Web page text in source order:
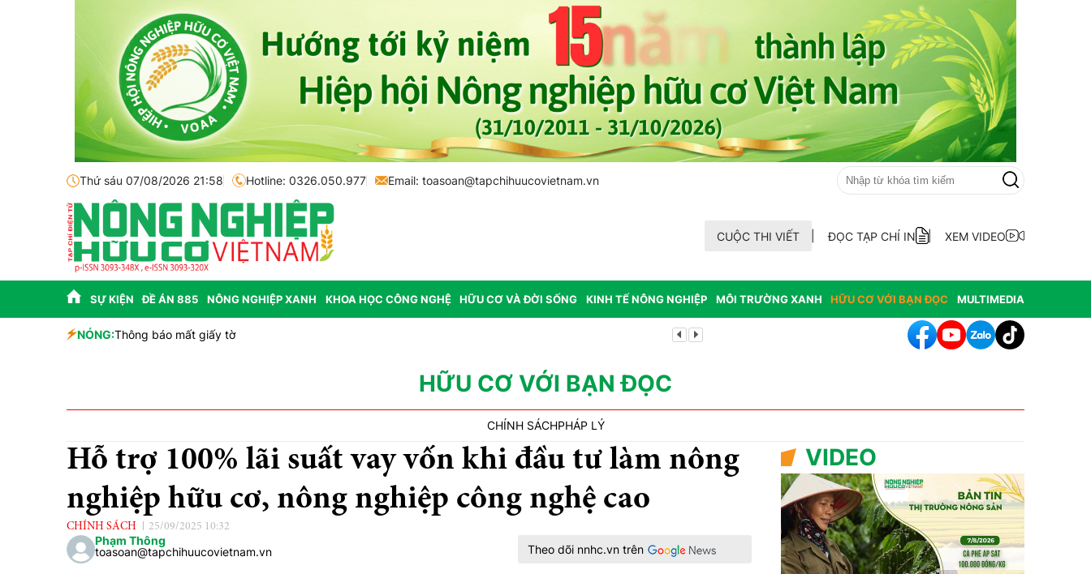
Thứ sáu 07/08/2026 21:58 Hotline: 0326.050.977 Email: toasoan@tapchihuucovietnam.vn
CUỘC THI VIẾT ĐỌC TẠP CHÍ IN XEM VIDEO
SỰ KIỆN ĐỀ ÁN 885 NÔNG NGHIỆP XANH KHOA HỌC CÔNG NGHỆ HỮU CƠ VÀ ĐỜI SỐNG KINH TẾ NÔNG NGHIỆP MÔI TRƯỜNG XANH HỮU CƠ VỚI BẠN ĐỌC MULTIMEDIA
NÓNG:Thông báo mất giấy tờ Lâm Đồng: Không hợp thức hóa diện tích đất vi phạm có nguồn gốc từ phá rừng
HỮU CƠ VỚI BẠN ĐỌC
CHÍNH SÁCHPHÁP LÝ
Hỗ trợ 100% lãi suất vay vốn khi đầu tư làm nông
nghiệp hữu cơ, nông nghiệp công nghệ cao
CHÍNH SÁCH 25/09/2025 10:32
Phạm Thông
toasoan@tapchihuucovietnam.vn
Theo dõi nnhc.vn trên
VIDEO